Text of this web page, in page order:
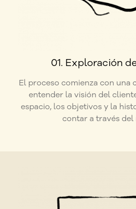
01. Exploración
El proceso comienza con una
entender la visión del
espacio, los objetivos y la
contar a través del